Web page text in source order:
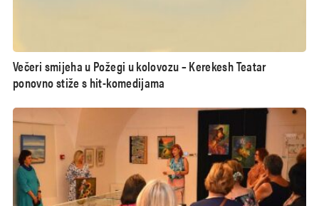
Večeri smijeha u Požegi u kolovozu – Kerekesh Teatar
ponovno stiže s hit-komedijama